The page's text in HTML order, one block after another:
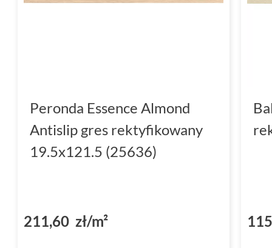
Peronda Essence Almond
Antislip gres rektyfikowany
19.5x121.5 (25636)
211,60 zł/m²